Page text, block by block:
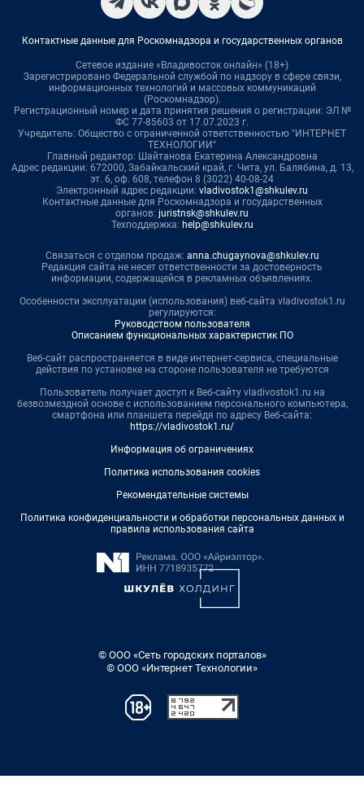
Контактные данные для Роскомнадзора и государственных органов
Сетевое издание «Владивосток онлайн» (18+)
Зарегистрировано Федеральной службой по надзору в сфере связи,
информационных технологий и массовых коммуникаций
(Роскомнадзор).
Регистрационный номер и дата принятия решения о регистрации: ЭЛ №
ФС 77-85603 от 17.07.2023 г.
Учредитель: Общество с ограниченной ответственностью "ИНТЕРНЕТ
ТЕХНОЛОГИИ"
Главный редактор: Шайтанова Екатерина Александровна
Адрес редакции: 672000, Забайкальский край, г. Чита, ул. Балябина, д. 13,
эт. 6, оф. 608, телефон 8 (3022) 40-08-24
Электронный адрес редакции: vladivostok1@shkulev.ru
Контактные данные для Роскомнадзора и государственных
органов: juristnsk@shkulev.ru
Техподдержка: help@shkulev.ru
Связаться с отделом продаж: anna.chugaynova@shkulev.ru
Редакция сайта не несет ответственности за достоверность
информации, содержащейся в рекламных объявлениях.
Особенности эксплуатации (использования) веб-сайта vladivostok1.ru
регулируются:
Руководством пользователя
Описанием функциональных характеристик ПО
Веб-сайт распространяется в виде интернет-сервиса, специальные
действия по установке на стороне пользователя не требуются
Пользователь получает доступ к Веб-сайту vladivostok1.ru на
безвозмездной основе с использованием персонального компьютера,
смартфона или планшета перейдя по адресу Веб-сайта:
https://vladivostok1.ru/
Информация об ограничениях
Политика использования cookies
Рекомендательные системы
Политика конфиденциальности и обработки персональных данных и
правила использования сайта
© ООО «Сеть городских порталов»
© ООО «Интернет Технологии»